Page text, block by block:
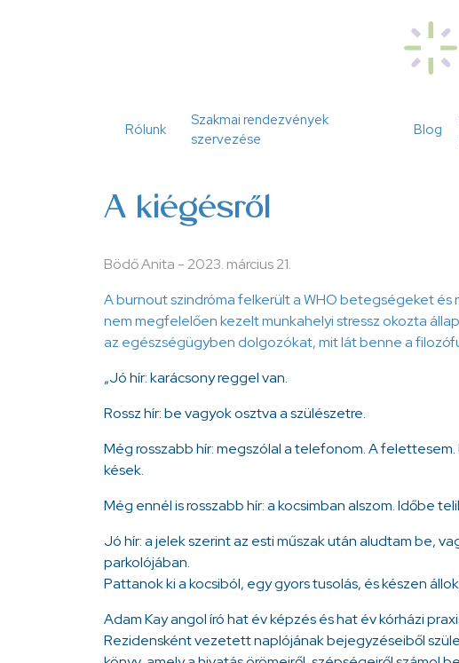
Rólunk
Szakmai rendezvények
szervezése
Blog
A kiégésről
Bödő Anita - 2023. március 21.
A burnout szindróma felkerült a WHO betegségeket
nem megfelelően kezelt munkahelyi stressz okozta
az egészségügyben dolgozókat, mit lát benne a
„Jó hír: karácsony reggel van.
Rossz hír: be vagyok osztva a szülészetre.
Még rosszabb hír: megszólal a telefonom. A
kések.
Még ennél is rosszabb hír: a kocsimban alszom. Időbe
Jó hír: a jelek szerint az esti műszak után aludtam be,
parkolójában.
Pattanok ki a kocsiból, egy gyors tusolás, és készen
Adam Kay angol író hat év képzés és hat év kórházi
Rezidensként vezetett naplójának bejegyzéseiből